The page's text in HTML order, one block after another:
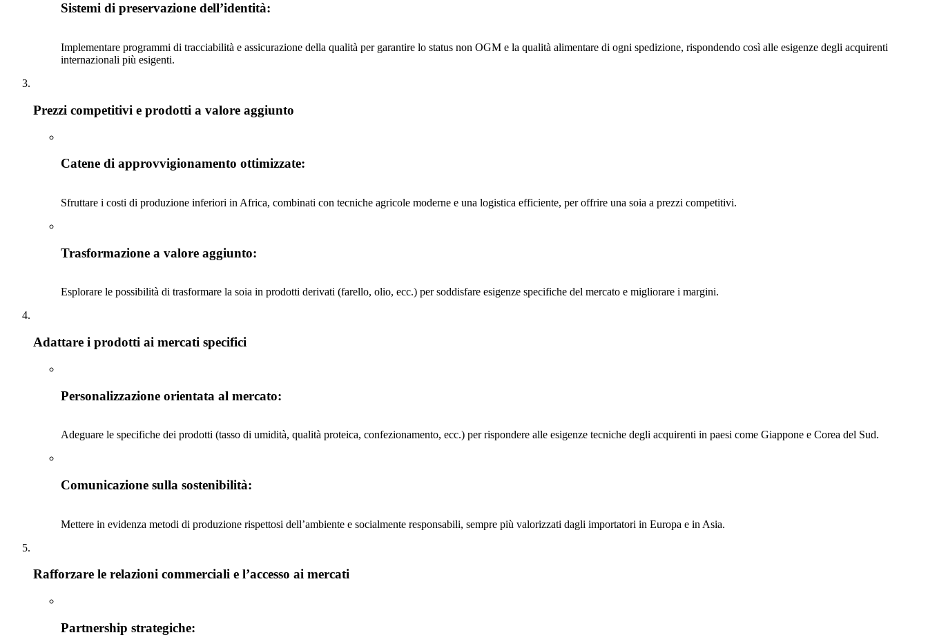
Sistemi di preservazione dell’identità:
Implementare programmi di tracciabilità e assicurazione della qualità per garantire lo status non OGM e la qualità alimentare di ogni spedizione, rispondendo così alle esigenze degli acquirenti
internazionali più esigenti.
Prezzi competitivi e prodotti a valore aggiunto
Catene di approvvigionamento ottimizzate:
Sfruttare i costi di produzione inferiori in Africa, combinati con tecniche agricole moderne e una logistica efficiente, per offrire una soia a prezzi competitivi.
Trasformazione a valore aggiunto:
Esplorare le possibilità di trasformare la soia in prodotti derivati (farello, olio, ecc.) per soddisfare esigenze specifiche del mercato e migliorare i margini.
Adattare i prodotti ai mercati specifici
Personalizzazione orientata al mercato:
Adeguare le specifiche dei prodotti (tasso di umidità, qualità proteica, confezionamento, ecc.) per rispondere alle esigenze tecniche degli acquirenti in paesi come Giappone e Corea del Sud.
Comunicazione sulla sostenibilità:
Mettere in evidenza metodi di produzione rispettosi dell’ambiente e socialmente responsabili, sempre più valorizzati dagli importatori in Europa e in Asia.
Rafforzare le relazioni commerciali e l’accesso ai mercati
Partnership strategiche: